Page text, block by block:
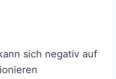
sich negativ auf